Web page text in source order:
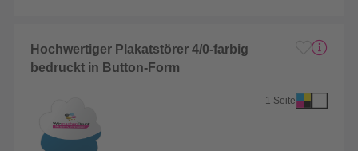
Hochwertiger Plakatstörer 4/0-farbig
bedruckt in Button-Form
1 Seite